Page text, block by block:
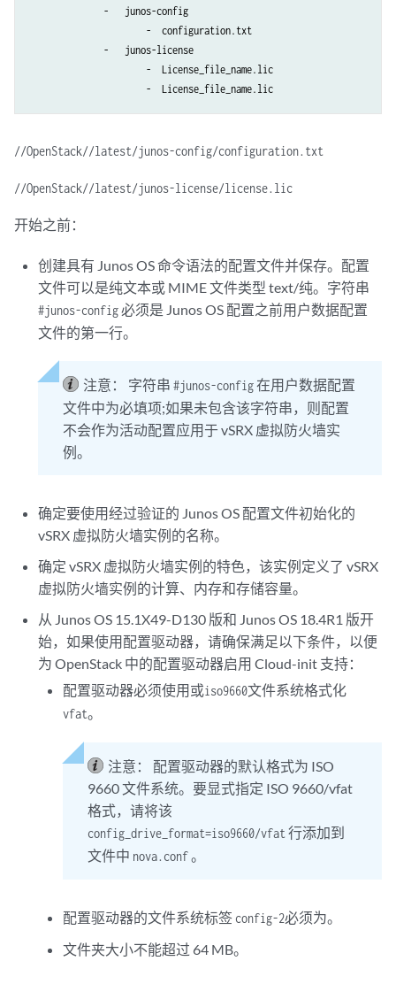
              -   junos-config
                      -  configuration.txt
              -   junos-license
                      -  License_file_name.lic
//OpenStack//latest/junos-config/configuration.txt
//OpenStack//latest/junos-license/license.lic
开始之前：
创建具有 Junos OS 命令语法的配置文件并保存。配置
文件可以是纯文本或 MIME 文件类型 text/纯。字符串
#junos-config必须是 Junos OS 配置之前用户数据配置
文件的第一行。
注意： 字符串#junos-config在用户数据配置
文件中为必填项;如果未包含该字符串，则配置
不会作为活动配置应用于 vSRX 虚拟防火墙实
例。
确定要使用经过验证的 Junos OS 配置文件初始化的
vSRX 虚拟防火墙实例的名称。
确定 vSRX 虚拟防火墙实例的特色，该实例定义了 vSRX
虚拟防火墙实例的计算、内存和存储容量。
从 Junos OS 15.1X49-D130 版和 Junos OS 18.4R1 版开
始，如果使用配置驱动器，请确保满足以下条件，以便
为 OpenStack 中的配置驱动器启用 Cloud-init 支持：
配置驱动器必须使用或iso9660文件系统格式化
vfat。
注意：
配置驱动器的默认格式为 ISO
9660 文件系统。要显式指定 ISO 9660/vfat
格式，请将该
config_drive_format=iso9660/vfat行添加到
文件中 nova.conf。
配置驱动器的文件系统标签 config-2必须为。
文件夹大小不能超过 64 MB。